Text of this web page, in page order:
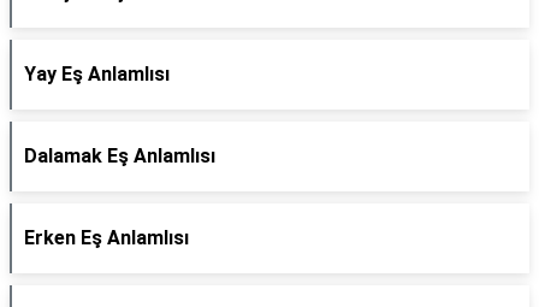
Yay Eş Anlamlısı
Dalamak Eş Anlamlısı
Erken Eş Anlamlısı